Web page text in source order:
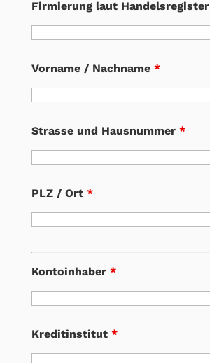
Firmierung laut Handelsregister
Vorname / Nachname *
Strasse und Hausnummer *
PLZ / Ort *
Kontoinhaber *
Kreditinstitut *